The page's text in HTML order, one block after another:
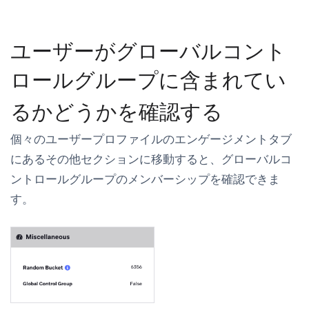
ユーザーがグローバルコント
ロールグループに含まれてい
るかどうかを確認する
個々のユーザープロファイルのエンゲージメント タブ
にあるその他セクションに移動すると、グローバルコ
ントロールグループのメンバーシップを確認できま
す。